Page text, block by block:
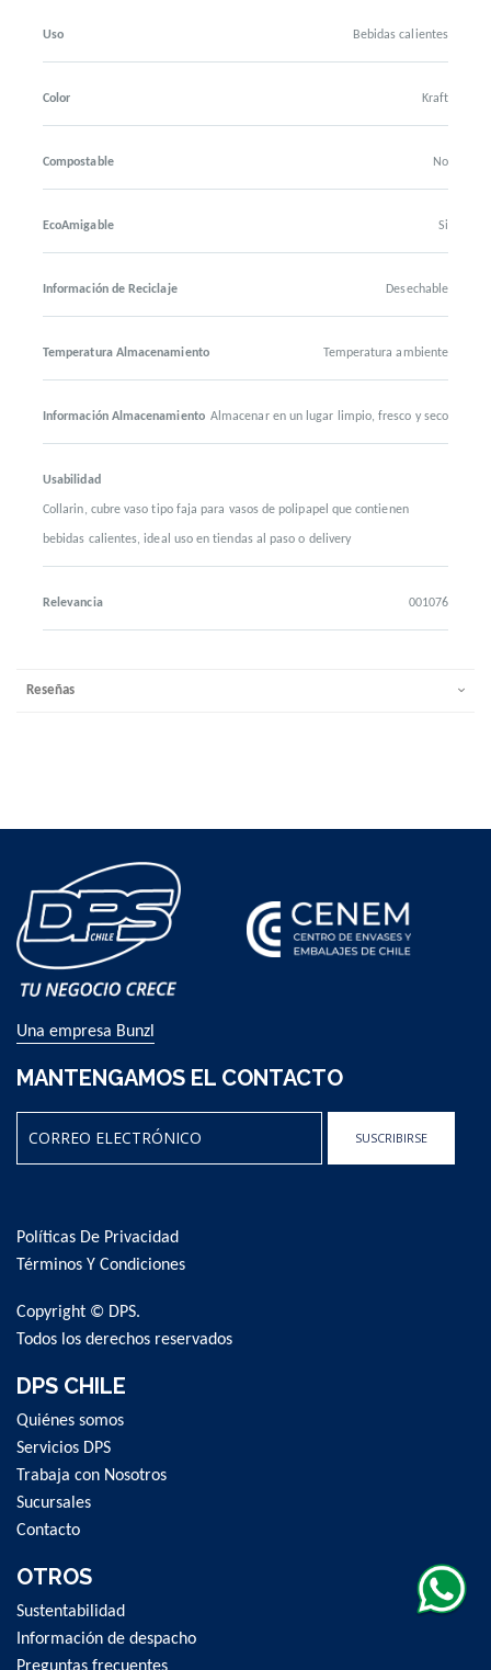
Uso Bebidas calientes
Color Kraft
Compostable No
EcoAmigable Si
Información de Reciclaje Desechable
Temperatura Almacenamiento Temperatura ambiente
Información Almacenamiento Almacenar en un lugar limpio, fresco y seco
Usabilidad
Collarin, cubre vaso tipo faja para vasos de polipapel que contienen
bebidas calientes, ideal uso en tiendas al paso o delivery
Relevancia 001076
Reseñas
Una empresa Bunzl
MANTENGAMOS EL CONTACTO
Our
Newsletter:
SUSCRIBIRSE
Políticas De Privacidad
Términos Y Condiciones
Copyright © DPS.
Todos los derechos reservados
DPS CHILE
Quiénes somos
Servicios DPS
Trabaja con Nosotros
Sucursales
Contacto
OTROS
Sustentabilidad
Información de despacho
Preguntas frecuentes